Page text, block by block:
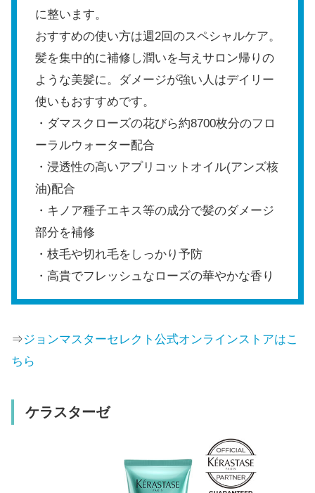
に整います。
おすすめの使い方は週2回のスペシャルケア。
髪を集中的に補修し潤いを与えサロン帰りの
ような美髪に。ダメージが強い人はデイリー
使いもおすすめです。
・ダマスクローズの花びら約8700枚分のフロ
ーラルウォーター配合
・浸透性の高いアプリコットオイル(アンズ核
油)配合
・キノア種子エキス等の成分で髪のダメージ
部分を補修
・枝毛や切れ毛をしっかり予防
・高貴でフレッシュなローズの華やかな香り
⇒ジョンマスターセレクト公式オンラインストアはこ
ちら
ケラスターゼ